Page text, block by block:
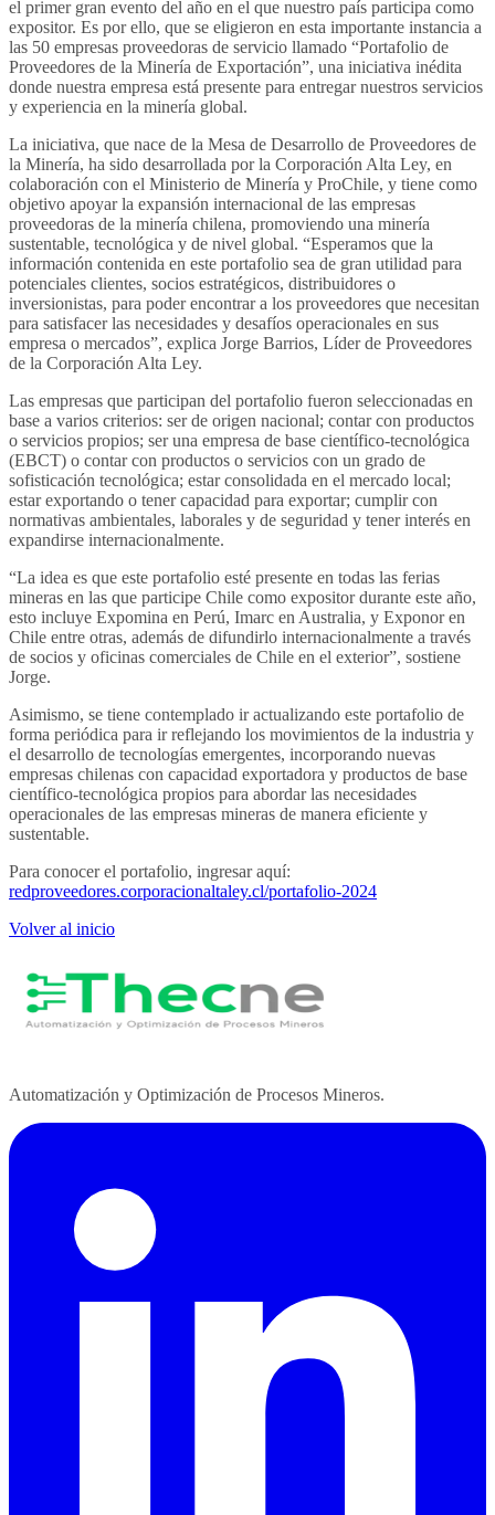
el primer gran evento del año en el que nuestro país participa como
expositor. Es por ello, que se eligieron en esta importante instancia a
las 50 empresas proveedoras de servicio llamado “Portafolio de
Proveedores de la Minería de Exportación”, una iniciativa inédita
donde nuestra empresa está presente para entregar nuestros servicios
y experiencia en la minería global.
La iniciativa, que nace de la Mesa de Desarrollo de Proveedores de
la Minería, ha sido desarrollada por la Corporación Alta Ley, en
colaboración con el Ministerio de Minería y ProChile, y tiene como
objetivo apoyar la expansión internacional de las empresas
proveedoras de la minería chilena, promoviendo una minería
sustentable, tecnológica y de nivel global. “Esperamos que la
información contenida en este portafolio sea de gran utilidad para
potenciales clientes, socios estratégicos, distribuidores o
inversionistas, para poder encontrar a los proveedores que necesitan
para satisfacer las necesidades y desafíos operacionales en sus
empresa o mercados”, explica Jorge Barrios, Líder de Proveedores
de la Corporación Alta Ley.
Las empresas que participan del portafolio fueron seleccionadas en
base a varios criterios: ser de origen nacional; contar con productos
o servicios propios; ser una empresa de base científico-tecnológica
(EBCT) o contar con productos o servicios con un grado de
sofisticación tecnológica; estar consolidada en el mercado local;
estar exportando o tener capacidad para exportar; cumplir con
normativas ambientales, laborales y de seguridad y tener interés en
expandirse internacionalmente.
“La idea es que este portafolio esté presente en todas las ferias
mineras en las que participe Chile como expositor durante este año,
esto incluye Expomina en Perú, Imarc en Australia, y Exponor en
Chile entre otras, además de difundirlo internacionalmente a través
de socios y oficinas comerciales de Chile en el exterior”, sostiene
Jorge.
Asimismo, se tiene contemplado ir actualizando este portafolio de
forma periódica para ir reflejando los movimientos de la industria y
el desarrollo de tecnologías emergentes, incorporando nuevas
empresas chilenas con capacidad exportadora y productos de base
científico-tecnológica propios para abordar las necesidades
operacionales de las empresas mineras de manera eficiente y
sustentable.
Para conocer el portafolio, ingresar aquí:
redproveedores.corporacionaltaley.cl/portafolio-2024
Volver al inicio
Automatización y Optimización de Procesos Mineros.